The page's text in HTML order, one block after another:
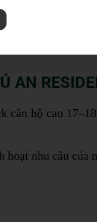
AN
căn hộ cao
hoạt nhu cầu của